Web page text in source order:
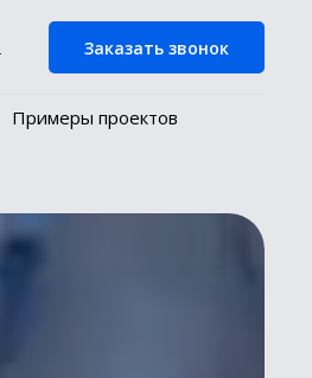
Заказать звонок
Примеры проектов